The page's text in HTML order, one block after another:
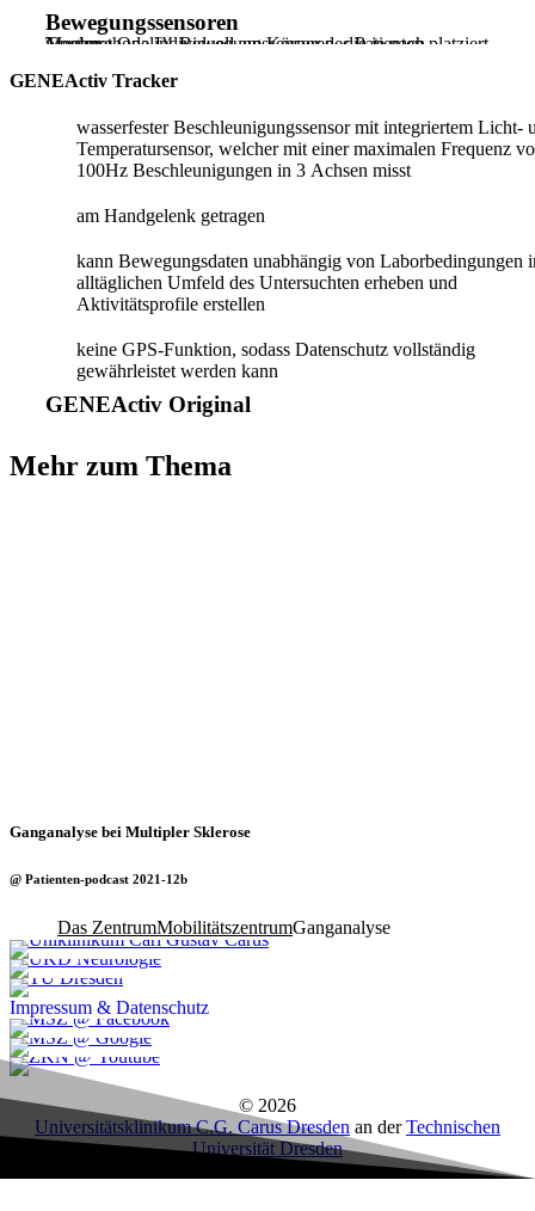
Bewegungssensoren
Tragbare Opal™-Bewegungssensoren, die je nach Messmethode individuell am Körper des Patienten platziert werden.
GENEActiv Tracker
wasserfester Beschleunigungssensor mit integriertem Licht-
Temperatursensor, welcher mit einer maximalen Frequenz
100Hz Beschleunigungen in 3 Achsen misst
am Handgelenk getragen
kann Bewegungsdaten unabhängig von Laborbedingungen
alltäglichen Umfeld des Untersuchten erheben und
Aktivitätsprofile erstellen
keine GPS-Funktion, sodass Datenschutz vollständig
gewährleistet werden kann
GENEActiv Original
Mehr zum Thema
Ganganalyse bei Multipler Sklerose
@ Patienten-podcast 2021-12b
Das ZentrumMobilitätszentrumGanganalyse
Impressum & Datenschutz
© 2026
Universitätsklinikum C.G. Carus Dresden an derTechnischen
Universität Dresden